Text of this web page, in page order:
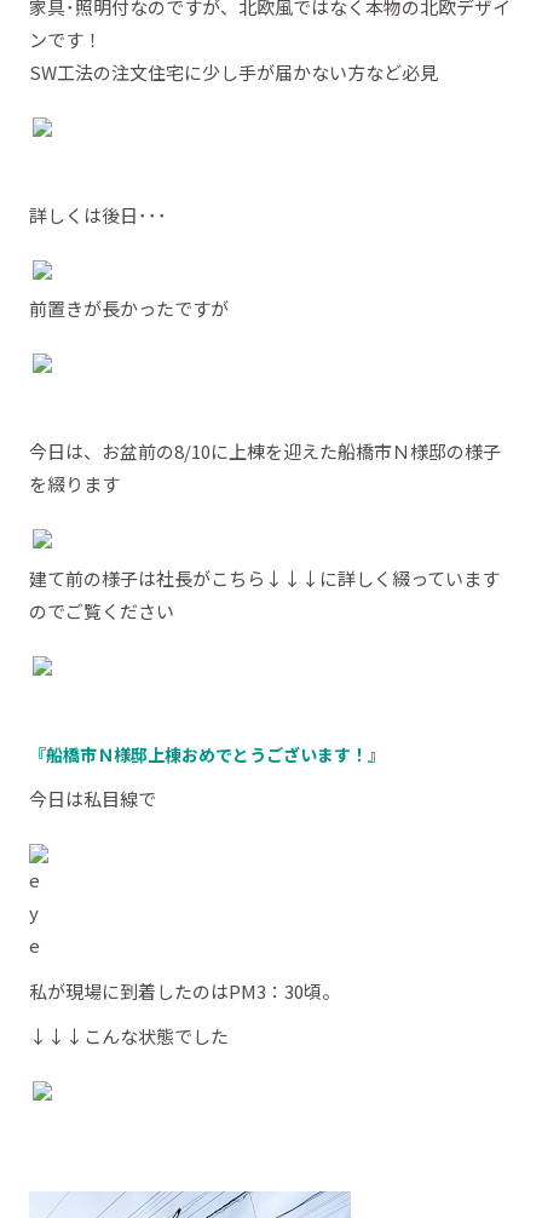
家具･照明付なのですが、北欧風ではなく本物の北欧デザイ
ンです！
SW工法の注文住宅に少し手が届かない方など必見
詳しくは後日･･･
前置きが長かったですが
今日は、お盆前の8/10に上棟を迎えた船橋市Ｎ様邸の様子
を綴ります
建て前の様子は社長がこちら↓↓↓に詳しく綴っています
のでご覧ください
『船橋市Ｎ様邸上棟おめでとうございます！』
今日は私目線で
私が現場に到着したのはPM3：30頃。
↓↓↓こんな状態でした